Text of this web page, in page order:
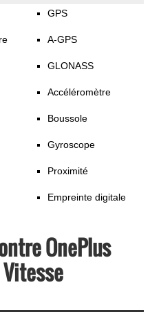
GPS
A-GPS
GLONASS
Accéléromètre
Boussole
Gyroscope
Proximité
Empreinte digitale
OnePlus